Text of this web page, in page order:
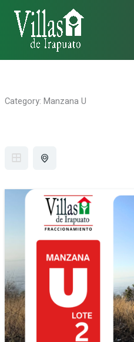
contenido
Category: Manzana U